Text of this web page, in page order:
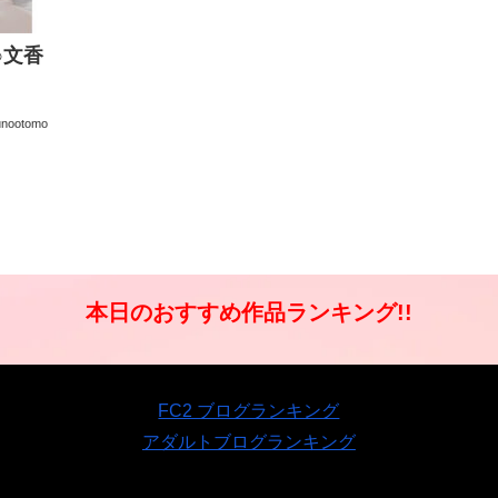
香
本日のおすすめ作品ランキング!!
FC2 ブログランキング
アダルトブログランキング